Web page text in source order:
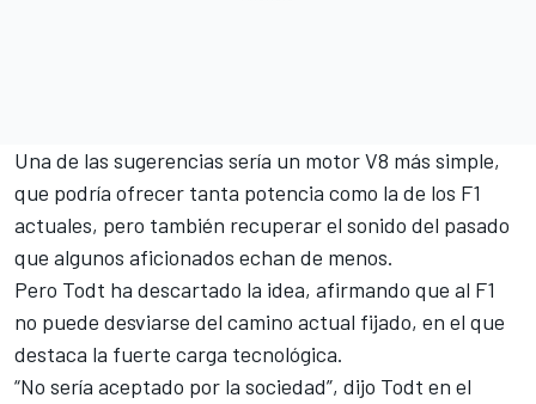
Una de las sugerencias sería un motor V8 más simple,
que podría ofrecer tanta potencia como la de los F1
actuales, pero también recuperar el sonido del pasado
que algunos aficionados echan de menos.
Pero Todt ha descartado la idea, afirmando que al F1
no puede desviarse del camino actual fijado, en el que
destaca la fuerte carga tecnológica.
“No sería aceptado por la sociedad”, dijo Todt en el